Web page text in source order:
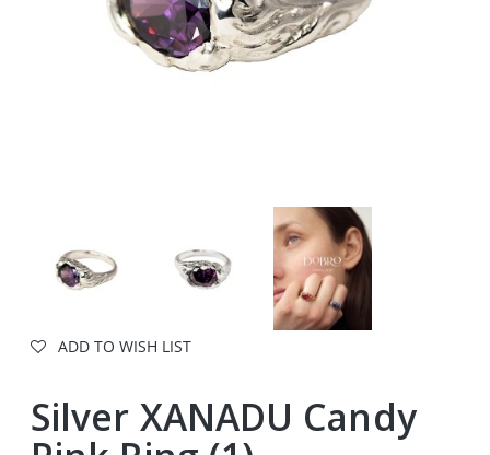
ADD TO WISH LIST
Silver XANADU Candy